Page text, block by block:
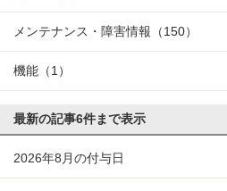
メンテナンス・障害情報 （150）
機能 （1）
最新の記事6件まで表示
2026年8月の付与日